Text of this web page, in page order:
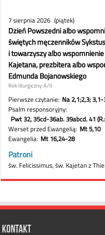
Kontakt